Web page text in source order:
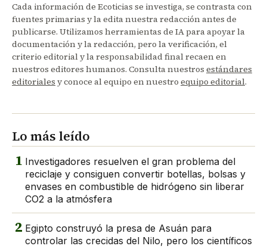
Cada información de Ecoticias se investiga, se contrasta con
fuentes primarias y la edita nuestra redacción antes de
publicarse. Utilizamos herramientas de IA para apoyar la
documentación y la redacción, pero la verificación, el
criterio editorial y la responsabilidad final recaen en
nuestros editores humanos. Consulta nuestros estándares
editoriales y conoce al equipo en nuestro equipo editorial.
Lo más leído
1 Investigadores resuelven el gran problema del
reciclaje y consiguen convertir botellas, bolsas y
envases en combustible de hidrógeno sin liberar
CO2 a la atmósfera
2 Egipto construyó la presa de Asuán para
controlar las crecidas del Nilo, pero los científicos